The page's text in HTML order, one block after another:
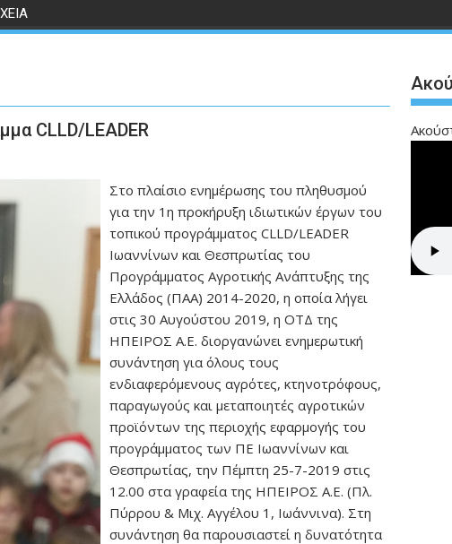
CLLD/LEADER
Στο πλαίσιο ενημέρωσης του πληθυσμού
για την 1η προκήρυξη ιδιωτικών έργων του
τοπικού προγράμματος CLLD/LEADER
Ιωαννίνων και Θεσπρωτίας του
Προγράμματος Αγροτικής Ανάπτυξης της
Ελλάδος (ΠΑΑ) 2014-2020, η οποία λήγει
στις 30 Αυγούστου 2019, η ΟΤΔ της
ΗΠΕΙΡΟΣ Α.Ε. διοργανώνει ενημερωτική
συνάντηση για όλους τους
ενδιαφερόμενους αγρότες, κτηνοτρόφους,
παραγωγούς και μεταποιητές αγροτικών
προϊόντων της περιοχής εφαρμογής του
προγράμματος των ΠΕ Ιωαννίνων και
Θεσπρωτίας, την Πέμπτη 25-7-2019 στις
12.00 στα γραφεία της ΗΠΕΙΡΟΣ Α.Ε. (Πλ.
Πύρρου & Μιχ. Αγγέλου 1, Ιωάννινα). Στη
συνάντηση θα παρουσιαστεί η δυνατότητα